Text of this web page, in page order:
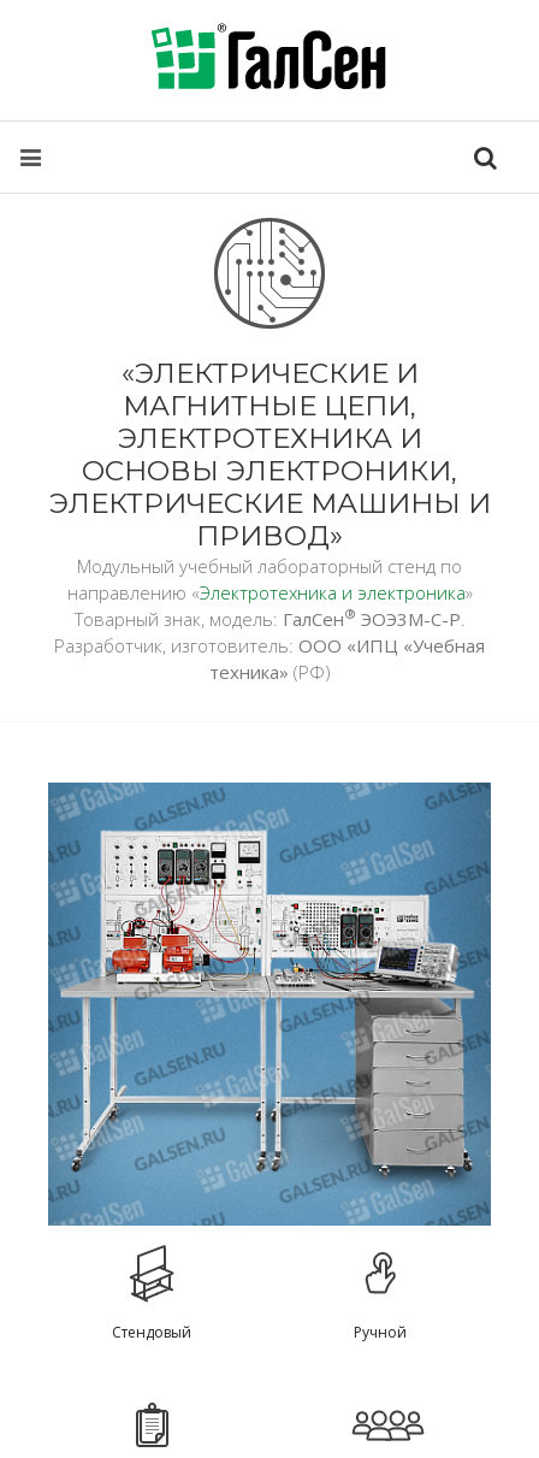
«ЭЛЕКТРИЧЕСКИЕ И
МАГНИТНЫЕ ЦЕПИ,
ЭЛЕКТРОТЕХНИКА И
ОСНОВЫ ЭЛЕКТРОНИКИ,
ЭЛЕКТРИЧЕСКИЕ МАШИНЫ И
ПРИВОД»
Модульный учебный лабораторный стенд по
направлению «Электротехника и электроника»
Товарный знак, модель: ГалСен® ЭОЭ3М-С-Р.
Разработчик, изготовитель: ООО «ИПЦ «Учебная
техника» (РФ)
Стендовый Ручной